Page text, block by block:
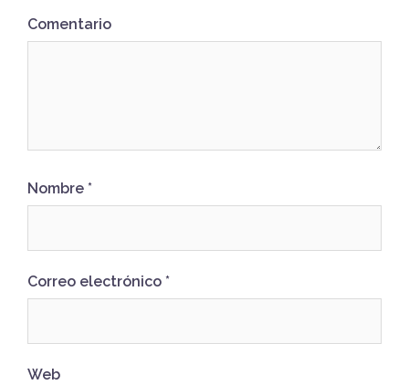
Comentario
Nombre *
Correo electrónico *
Web